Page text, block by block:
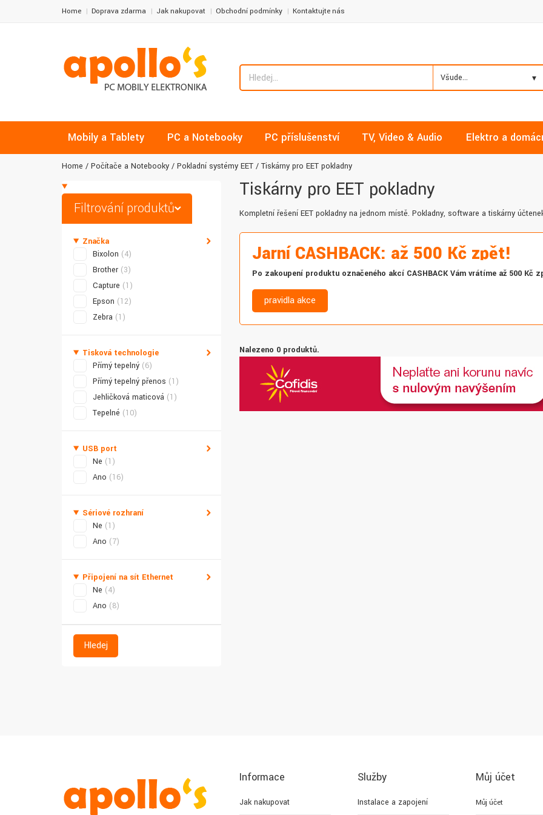
Home Doprava zdarma Jak nakupovat Obchodní podmínky Kontaktujte nás
Všude...
Mobily a Tablety PC a Notebooky PC příslušenství TV, Video & Audio Elektro a
Home Počítače a Notebooky Pokladní systémy EET Tiskárny pro EET pokladny
Filtrování produktů
Značka
Bixolon (4)
Brother (3)
Capture (1)
Epson (12)
Zebra (1)
Tisková technologie
Přímý tepelný (6)
Přímý tepelný přenos (1)
Jehličková maticová (1)
Tepelné (10)
USB port
Ne (1)
Ano (16)
Sériové rozhraní
Ne (1)
Ano (7)
Připojení na síť Ethernet
Ne (4)
Ano (8)
Hledej
Tiskárny pro EET pokladny
Kompletní řešení EET pokladny na jednom místě. Pokladny, software a tiskárny
Jarní CASHBACK: až 500 Kč zpět!
Po zakoupení produktu označeného akcí CASHBACK Vám vrátíme až 500 Kč
pravidla akce
Nalezeno 0 produktů.
Informace
Jak nakupovat
Služby
Instalace a zapojení
Můj účet
Můj účet